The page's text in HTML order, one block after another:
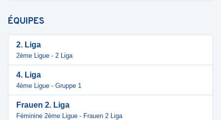
ÉQUIPES
2. Liga
2ème Ligue - 2 Liga
4. Liga
4ème Ligue - Gruppe 1
Frauen 2. Liga
Féminine 2ème Ligue - Frauen 2 Liga